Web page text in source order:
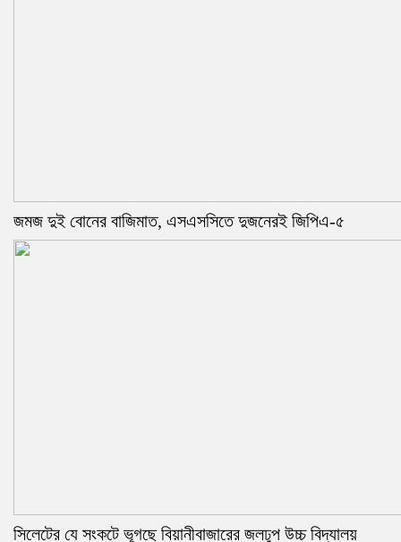
জমজ দুই বোনের বাজিমাত, এসএসসিতে দুজনেরই জিপিএ-৫
সিলেটের যে সংকটে ভূগছে বিয়ানীবাজারের জলঢুপ উচ্চ বিদ্যালয়